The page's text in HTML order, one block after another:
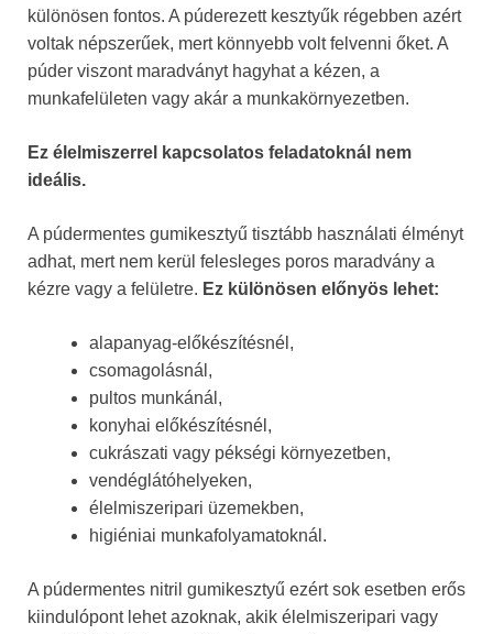
különösen fontos. A púderezett kesztyűk régebben azért
voltak népszerűek, mert könnyebb volt felvenni őket. A
púder viszont maradványt hagyhat a kézen, a
munkafelületen vagy akár a munkakörnyezetben.
Ez élelmiszerrel kapcsolatos feladatoknál nem
ideális.
A púdermentes gumikesztyű tisztább használati élményt
adhat, mert nem kerül felesleges poros maradvány a
kézre vagy a felületre. Ez különösen előnyös lehet:
alapanyag-előkészítésnél,
csomagolásnál,
pultos munkánál,
konyhai előkészítésnél,
cukrászati vagy pékségi környezetben,
vendéglátóhelyeken,
élelmiszeripari üzemekben,
higiéniai munkafolyamatoknál.
A púdermentes nitril gumikesztyű ezért sok esetben erős
kiindulópont lehet azoknak, akik élelmiszeripari vagy